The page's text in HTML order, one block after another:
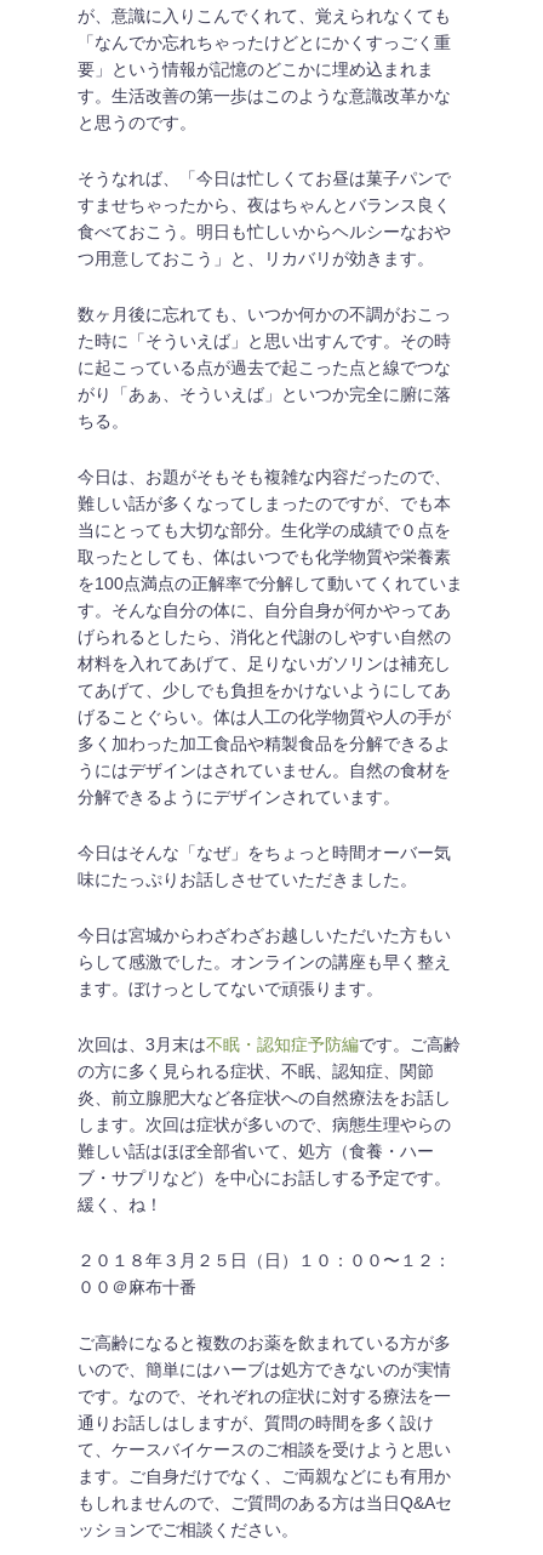
が、意識に入りこんでくれて、覚えられなくても
「なんでか忘れちゃったけどとにかくすっごく重
要」という情報が記憶のどこかに埋め込まれま
す。生活改善の第一歩はこのような意識改革かな
と思うのです。
そうなれば、「今日は忙しくてお昼は菓子パンで
すませちゃったから、夜はちゃんとバランス良く
食べておこう。明日も忙しいからヘルシーなおや
つ用意しておこう」と、リカバリが効きます。
数ヶ月後に忘れても、いつか何かの不調がおこっ
た時に「そういえば」と思い出すんです。その時
に起こっている点が過去で起こった点と線でつな
がり「あぁ、そういえば」といつか完全に腑に落
ちる。
今日は、お題がそもそも複雑な内容だったので、
難しい話が多くなってしまったのですが、でも本
当にとっても大切な部分。生化学の成績で０点を
取ったとしても、体はいつでも化学物質や栄養素
を100点満点の正解率で分解して動いてくれていま
す。そんな自分の体に、自分自身が何かやってあ
げられるとしたら、消化と代謝のしやすい自然の
材料を入れてあげて、足りないガソリンは補充し
てあげて、少しでも負担をかけないようにしてあ
げることぐらい。体は人工の化学物質や人の手が
多く加わった加工食品や精製食品を分解できるよ
うにはデザインはされていません。自然の食材を
分解できるようにデザインされています。
今日はそんな「なぜ」をちょっと時間オーバー気
味にたっぷりお話しさせていただきました。
今日は宮城からわざわざお越しいただいた方もい
らして感激でした。オンラインの講座も早く整え
ます。ぼけっとしてないで頑張ります。
次回は、3月末は不眠・認知症予防編です。ご高齢
の方に多く見られる症状、不眠、認知症、関節
炎、前立腺肥大など各症状への自然療法をお話し
します。次回は症状が多いので、病態生理やらの
難しい話はほぼ全部省いて、処方（食養・ハー
ブ・サプリなど）を中心にお話しする予定です。
緩く、ね！
２０１８年３月２５日（日）１０：００〜１２：
００＠麻布十番
ご高齢になると複数のお薬を飲まれている方が多
いので、簡単にはハーブは処方できないのが実情
です。なので、それぞれの症状に対する療法を一
通りお話しはしますが、質問の時間を多く設け
て、ケースバイケースのご相談を受けようと思い
ます。ご自身だけでなく、ご両親などにも有用か
もしれませんので、ご質問のある方は当日Q&Aセ
ッションでご相談ください。